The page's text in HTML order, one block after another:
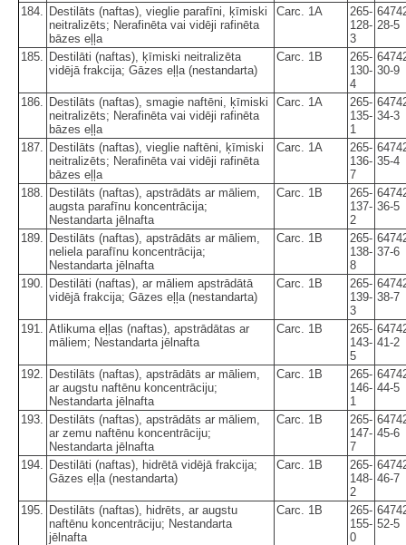
184.
Destilāts (naftas), vieglie parafīni, ķīmiski
neitralizēts; Nerafinēta vai vidēji rafinēta
bāzes eļļa
Carc. 1A
265-
128-
3
28-5
185.
Destilāti (naftas), ķīmiski neitralizēta
vidējā frakcija; Gāzes eļļa (nestandarta)
Carc. 1B
265-
130-
4
30-9
186.
Destilāts (naftas), smagie naftēni, ķīmiski
neitralizēts; Nerafinēta vai vidēji rafinēta
bāzes eļļa
Carc. 1A
265-
135-
1
34-3
187.
Destilāts (naftas), vieglie naftēni, ķīmiski
neitralizēts; Nerafinēta vai vidēji rafinēta
bāzes eļļa
Carc. 1A
265-
136-
7
35-4
188.
Destilāts (naftas), apstrādāts ar māliem,
augsta parafīnu koncentrācija;
Nestandarta jēlnafta
Carc. 1B
265-
137-
2
36-5
189.
Destilāts (naftas), apstrādāts ar māliem,
neliela parafīnu koncentrācija;
Nestandarta jēlnafta
Carc. 1B
265-
138-
8
37-6
190.
Destilāti (naftas), ar māliem apstrādātā
vidējā frakcija; Gāzes eļļa (nestandarta)
Carc. 1B
265-
139-
3
38-7
191.
Atlikuma eļļas (naftas), apstrādātas ar
māliem; Nestandarta jēlnafta
Carc. 1B
265-
143-
5
41-2
192.
Destilāts (naftas), apstrādāts ar māliem,
ar augstu naftēnu koncentrāciju;
Nestandarta jēlnafta
Carc. 1B
265-
146-
1
44-5
193.
Destilāts (naftas), apstrādāts ar māliem,
ar zemu naftēnu koncentrāciju;
Nestandarta jēlnafta
Carc. 1B
265-
147-
7
45-6
194.
Destilāti (naftas), hidrētā vidējā frakcija;
Gāzes eļļa (nestandarta)
Carc. 1B
265-
148-
2
46-7
195.
Destilāts (naftas), hidrēts, ar augstu
naftēnu koncentrāciju; Nestandarta
jēlnafta
Carc. 1B
265-
155-
0
52-5